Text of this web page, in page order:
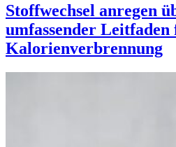
Stoffwechsel anregen
umfassender
Kalorienverbrennung